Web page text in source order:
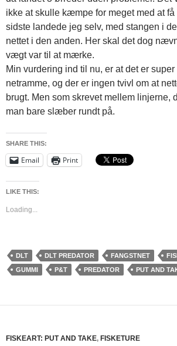
ikke at skulle kæmpe for meget med at få
sidste landede jeg selv, med stangen i
nettet i den anden. Her skal det dog
vægt var til at mærke.
Min vurdering ind til nu, er at det er
netramme, og der er ingen tvivl om at
brugt. Men som skrevet mellem linjerne,
man bare slæber rundt på.
SHARE THIS:
Email Print
LIKE THIS:
Loading...
DLT DLT PREDATOR FANGSTNET
GUMMI
P&T PREDATOR PUT AND
FISKEART: PUT AND TAKE, FISKETURE